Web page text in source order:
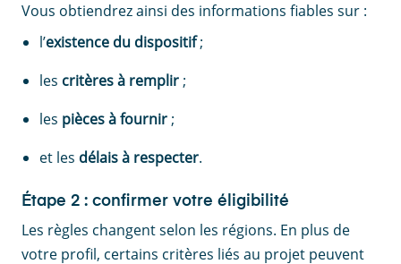
Vous obtiendrez ainsi des informations fiables sur :
l’existence du dispositif;
les critères à remplir ;
les pièces à fournir ;
et les délais à respecter.
Étape 2 : confirmer votre éligibilité
Les règles changent selon les régions. En plus de
votre profil, certains critères liés au projet peuvent